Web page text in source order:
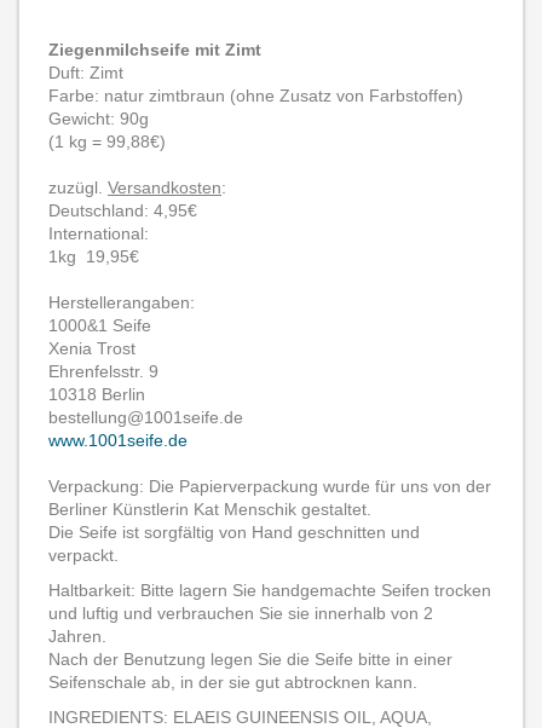
Ziegenmilchseife mit Zimt
Duft: Zimt
Farbe: natur zimtbraun (ohne Zusatz von Farbstoffen)
Gewicht: 90g
(1 kg = 99,88€)
zuzügl. Versandkosten:
Deutschland: 4,95€
International:
1kg 19,95€
Herstellerangaben:
1000&1 Seife
Xenia Trost
Ehrenfelsstr. 9
10318 Berlin
bestellung@1001seife.de
www.1001seife.de
Verpackung: Die Papierverpackung wurde für uns von der
Berliner Künstlerin Kat Menschik gestaltet.
Die Seife ist sorgfältig von Hand geschnitten und
verpackt.
Haltbarkeit: Bitte lagern Sie handgemachte Seifen trocken
und luftig und verbrauchen Sie sie innerhalb von 2
Jahren.
Nach der Benutzung legen Sie die Seife bitte in einer
Seifenschale ab, in der sie gut abtrocknen kann.
INGREDIENTS: ELAEIS GUINEENSIS OIL, AQUA,